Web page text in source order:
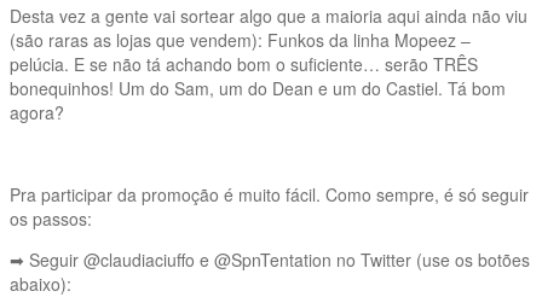
Desta vez a gente vai sortear algo que a maioria aqui ainda não viu
(são raras as lojas que vendem): Funkos da linha Mopeez –
pelúcia. E se não tá achando bom o suficiente… serão TRÊS
bonequinhos! Um do Sam, um do Dean e um do Castiel. Tá bom
agora?
Pra participar da promoção é muito fácil. Como sempre, é só seguir
os passos:
➡ Seguir @claudiaciuffo e @SpnTentation no Twitter (use os botões
abaixo):